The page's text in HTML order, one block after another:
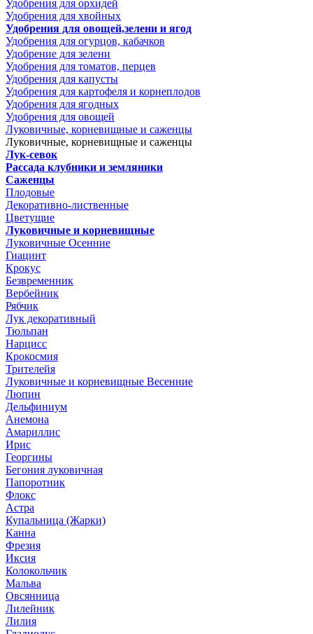
Удобрения для орхидей
Удобрения для хвойных
Удобрения для овощей,зелени и ягод
Удобрения для огурцов, кабачков
Удобрение для зелени
Удобрения для томатов, перцев
Удобрения для капусты
Удобрения для картофеля и корнеплодов
Удобрения для ягодных
Удобрения для овощей
Луковичные, корневищные и саженцы
Луковичные, корневищные и саженцы
Лук-севок
Рассада клубники и земляники
Саженцы
Плодовые
Декоративно-лиственные
Цветущие
Луковичные и корневищные
Луковичные Осенние
Гиацинт
Крокус
Безвременник
Вербейник
Рябчик
Лук декоративный
Тюльпан
Нарцисс
Крокосмия
Трителейя
Луковичные и корневищные Весенние
Люпин
Дельфиниум
Анемона
Амариллис
Ирис
Георгины
Бегония луковичная
Папоротник
Флокс
Астра
Купальница (Жарки)
Канна
Фрезия
Иксия
Колокольчик
Мальва
Овсянница
Лилейник
Лилия